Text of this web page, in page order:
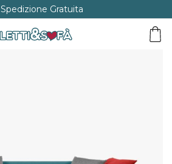
Spedizione Gratuita